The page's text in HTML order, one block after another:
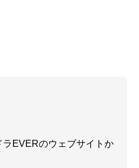
EVERのウェブサイトか